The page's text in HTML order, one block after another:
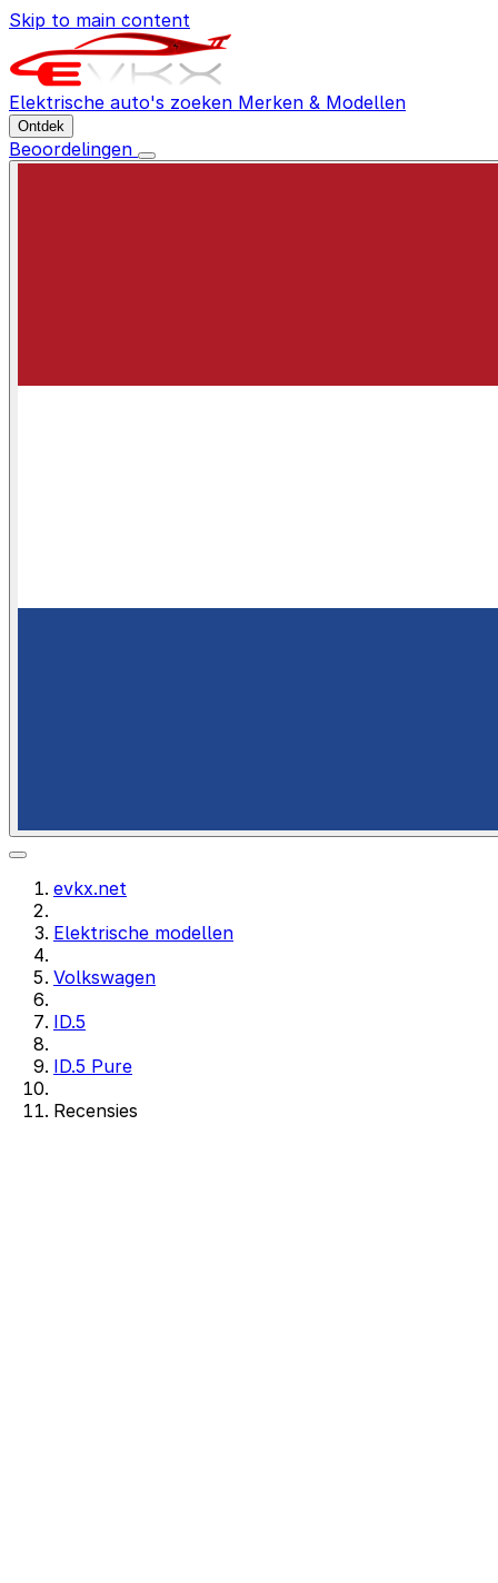
Skip to main content
Elektrische auto's zoeken Merken & Modellen
Ontdek
Beoordelingen
evkx.net
Elektrische modellen
Volkswagen
ID.5
ID.5 Pure
Recensies